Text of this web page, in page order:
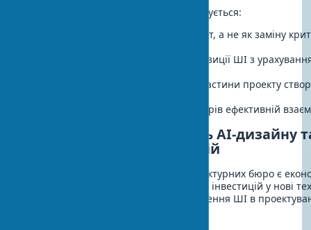
Для мінімізації цих ризиків рекомендується:
Використовувати ШІ як інструмент, а не як заміну
Перевіряти та коректувати пропозиції ШІ з
Зберігати прозорість у тому, які частини проекту
Інвестувати в навчання архітекторів ефективній
Економічна ефективність AI-дизайну
рентабельність інвестицій
Одним з ключових питань для архітектурних бюро є
ефективність AI-дизайну та окупність інвестицій у нові
Розрахунки показують, що впровадження ШІ в